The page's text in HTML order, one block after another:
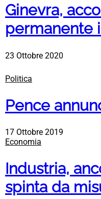
Ginevra,
permanente
23 Ottobre 2020
Politica
Pence
17 Ottobre 2019
Economia
Industria,
spinta da